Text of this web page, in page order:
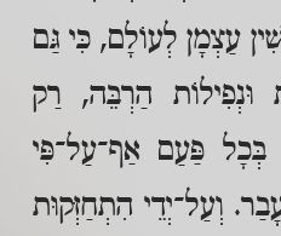
עַצְמָן לְעוֹלָם, כִּי גַּם
וּנְפִילוֹת הַרְבֵּה, רַק
פַּעַם אַף־עַל־פִּי
וְעַל־יְדֵי הִתְחַזְּקוּת